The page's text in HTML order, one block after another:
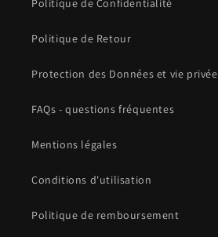
Politique de Confidentialité
Politique de Retour
Protection des Données et vie privée
FAQs - questions fréquentes
Mentions légales
Conditions d'utilisation
Politique de remboursement